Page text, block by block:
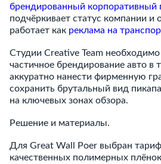
брендированный корпоративный
подчёркивает статус компании и
работает как реклама на
Студии Creative Team
частичное брендирование авто в
аккуратно нанести фирменную
сохранить брутальный вид
на ключевых зонах обзора.
Решение и материалы.
Для Great Wall Poer выбран
качественных полимерных